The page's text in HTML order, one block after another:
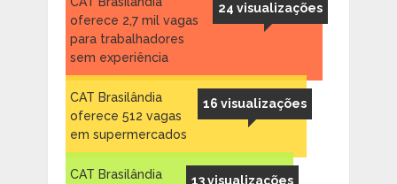
24 visualizações
oferece 2,7 mil vagas
para trabalhadores
sem experiência
16 visualizações
CAT Brasilândia
oferece 512 vagas
em supermercados
13 visualizações
CAT Brasilândia